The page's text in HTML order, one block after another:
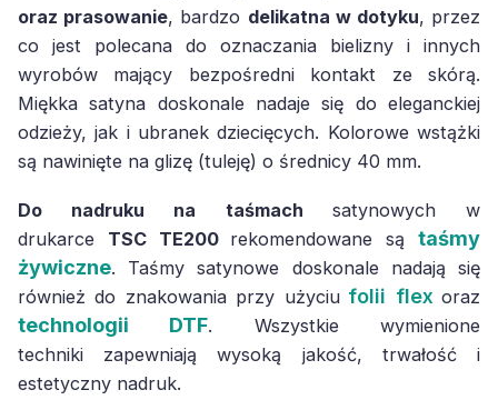
oraz prasowanie, bardzo delikatna w dotyku, przez
co jest polecana do oznaczania bielizny i innych
wyrobów mający bezpośredni kontakt ze skórą.
Miękka satyna doskonale nadaje się do eleganckiej
odzieży, jak i ubranek dziecięcych. Kolorowe wstążki
są nawinięte na glizę (tuleję) o średnicy 40 mm.
Do nadruku na taśmach satynowych w
drukarce TSC TE200 rekomendowane sątaśmy
żywiczne. Taśmy satynowe doskonale nadają się
również do znakowania przy użyciu folii flex oraz
technologii DTF. Wszystkie wymienione
techniki zapewniają wysoką jakość, trwałość i
estetyczny nadruk.